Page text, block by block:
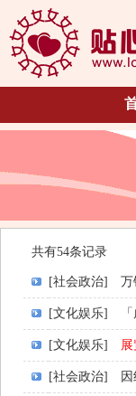
共有54条记录
[社会政治] 万
[文化娱乐]
[文化娱乐] 展
[社会政治]